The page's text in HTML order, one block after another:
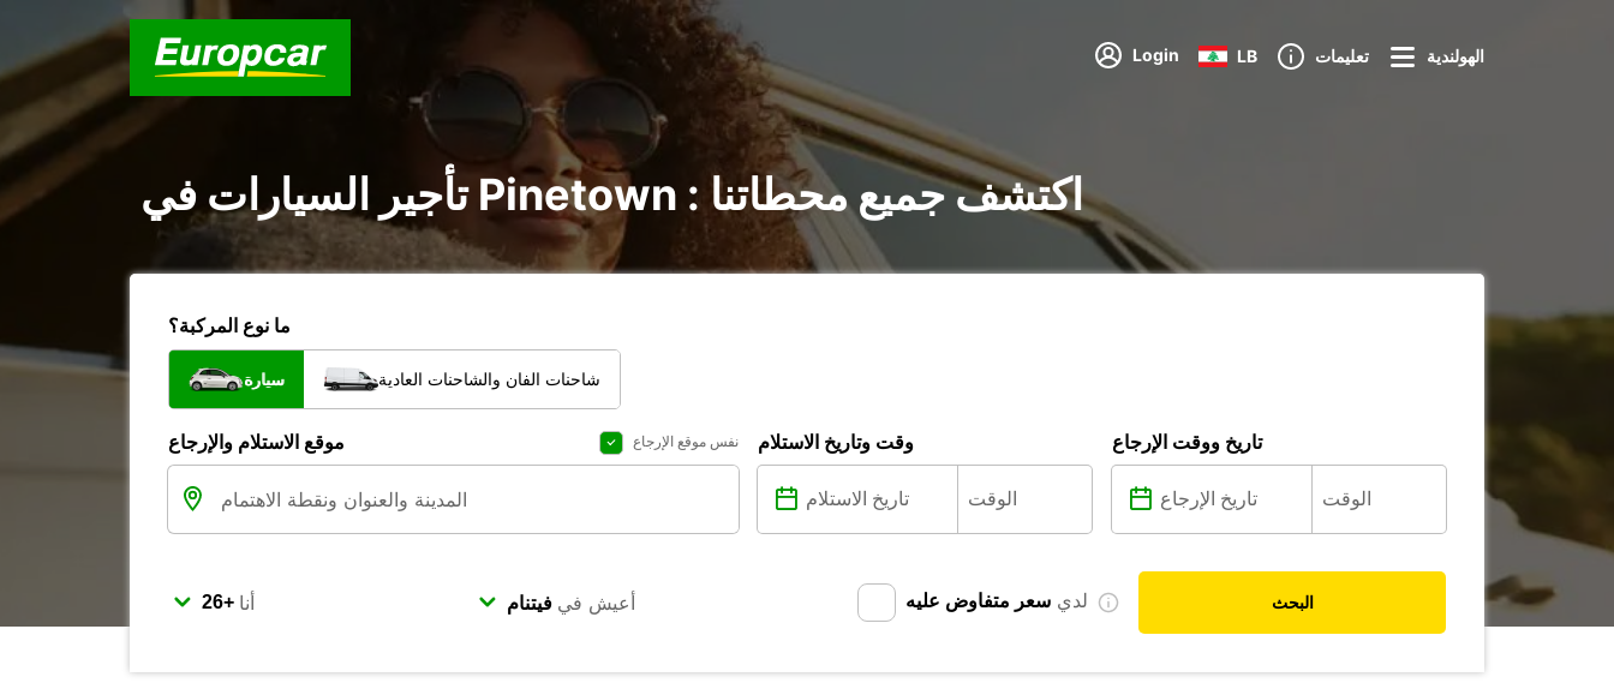
Login LB تعليمات الهولندية
تأجير السيارات في Pinetown : اكتشف جميع محطاتنا
ما نوع المركبة؟
سيارة شاحنات الفان والشاحنات العادية
موقع الاستلام والإرجاع نفس موقع الإرجاع وقت وتاريخ الاستلام تاريخ ووقت الإرجاع
أنا أعيش في لدي سعر متفاوض عليه البحث